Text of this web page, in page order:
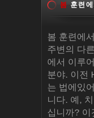
봄 훈련
봄 훈련에
주변의 다
에서 이루
분야. 이전
는 법에있
니다. 예,
십니까?